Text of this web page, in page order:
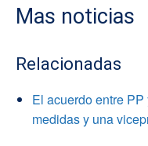
Mas noticias
Relacionadas
El acuerdo entre
medidas y una